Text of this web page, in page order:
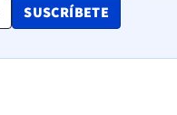
SUSCRÍBETE
OPENS IN NEW WINDOW